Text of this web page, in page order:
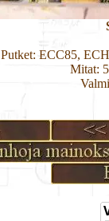
Putket: ECC85,
Mitat: